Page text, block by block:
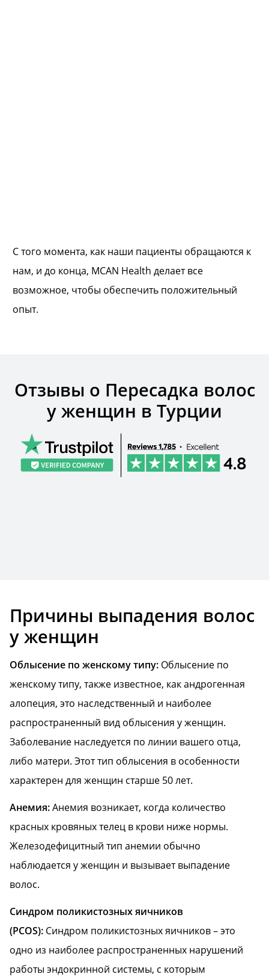
С того момента, как наши пациенты обращаются к
нам, и до конца, MCAN Health делает все
возможное, чтобы обеспечить положительный
опыт.
Отзывы о Пересадка волос
у женщин в Турции
Причины выпадения волос
у женщин
Облысение по женскому типу: Oблысение по
женскому типу, также известное, как андрогенная
алопеция, это наследственный и наиболее
распространенный вид облысения у женщин.
Заболевание наследуется по линии вашего отца,
либо матери. Этот тип облысения в особенности
характерен для женщин старше 50 лет.
Анемия:Aнемия возникает, когда количество
красных кровяных телец в крови ниже нормы.
Железодефицитный тип анемии обычно
наблюдается у женщин и вызывает выпадение
волос.
Синдром поликистозных яичников
(PCOS): Синдром поликистозных яичников – это
одно из наиболее распространенных нарушений
работы эндокринной системы, с которым